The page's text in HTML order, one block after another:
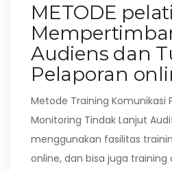
METODE
Audiens dan
Pelaporan
Metode Training Komunikasi
Monitoring Tindak Lanjut
menggunakan fasilitas
online, dan bisa juga